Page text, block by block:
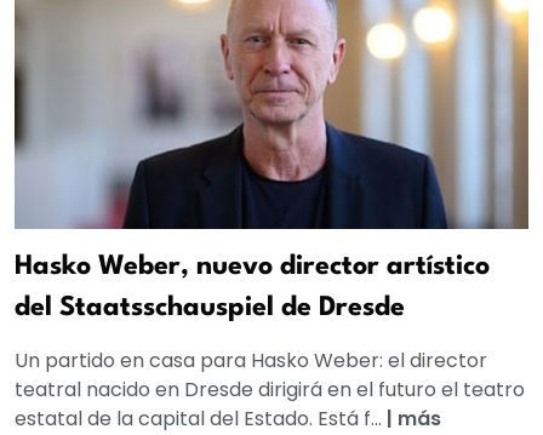
Hasko Weber, nuevo director artístico
del Staatsschauspiel de Dresde
Un partido en casa para Hasko Weber: el director
teatral nacido en Dresde dirigirá en el futuro el teatro
estatal de la capital del Estado. Está f... | más